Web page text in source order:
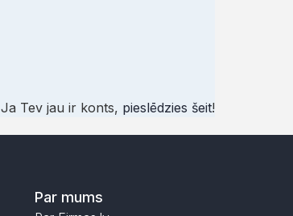
Ja Tev jau ir konts, pieslēdzies šeit!
Par mums